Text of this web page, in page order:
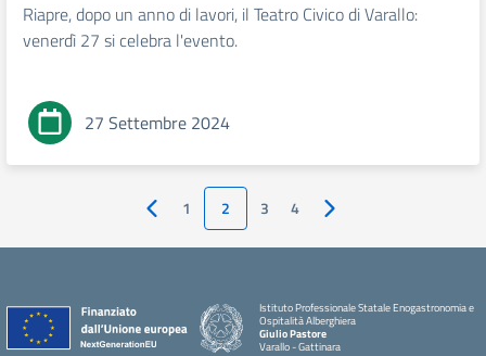
Riapre, dopo un anno di lavori, il Teatro Civico di Varallo:
venerdì 27 si celebra l'evento.
27 Settembre 2024
Pagina precedente
1 2 3 4 Pagina successiva
Istituto Professionale Statale Enogastronomia e
Ospitalità Alberghiera
Giulio Pastore
Varallo - Gattinara